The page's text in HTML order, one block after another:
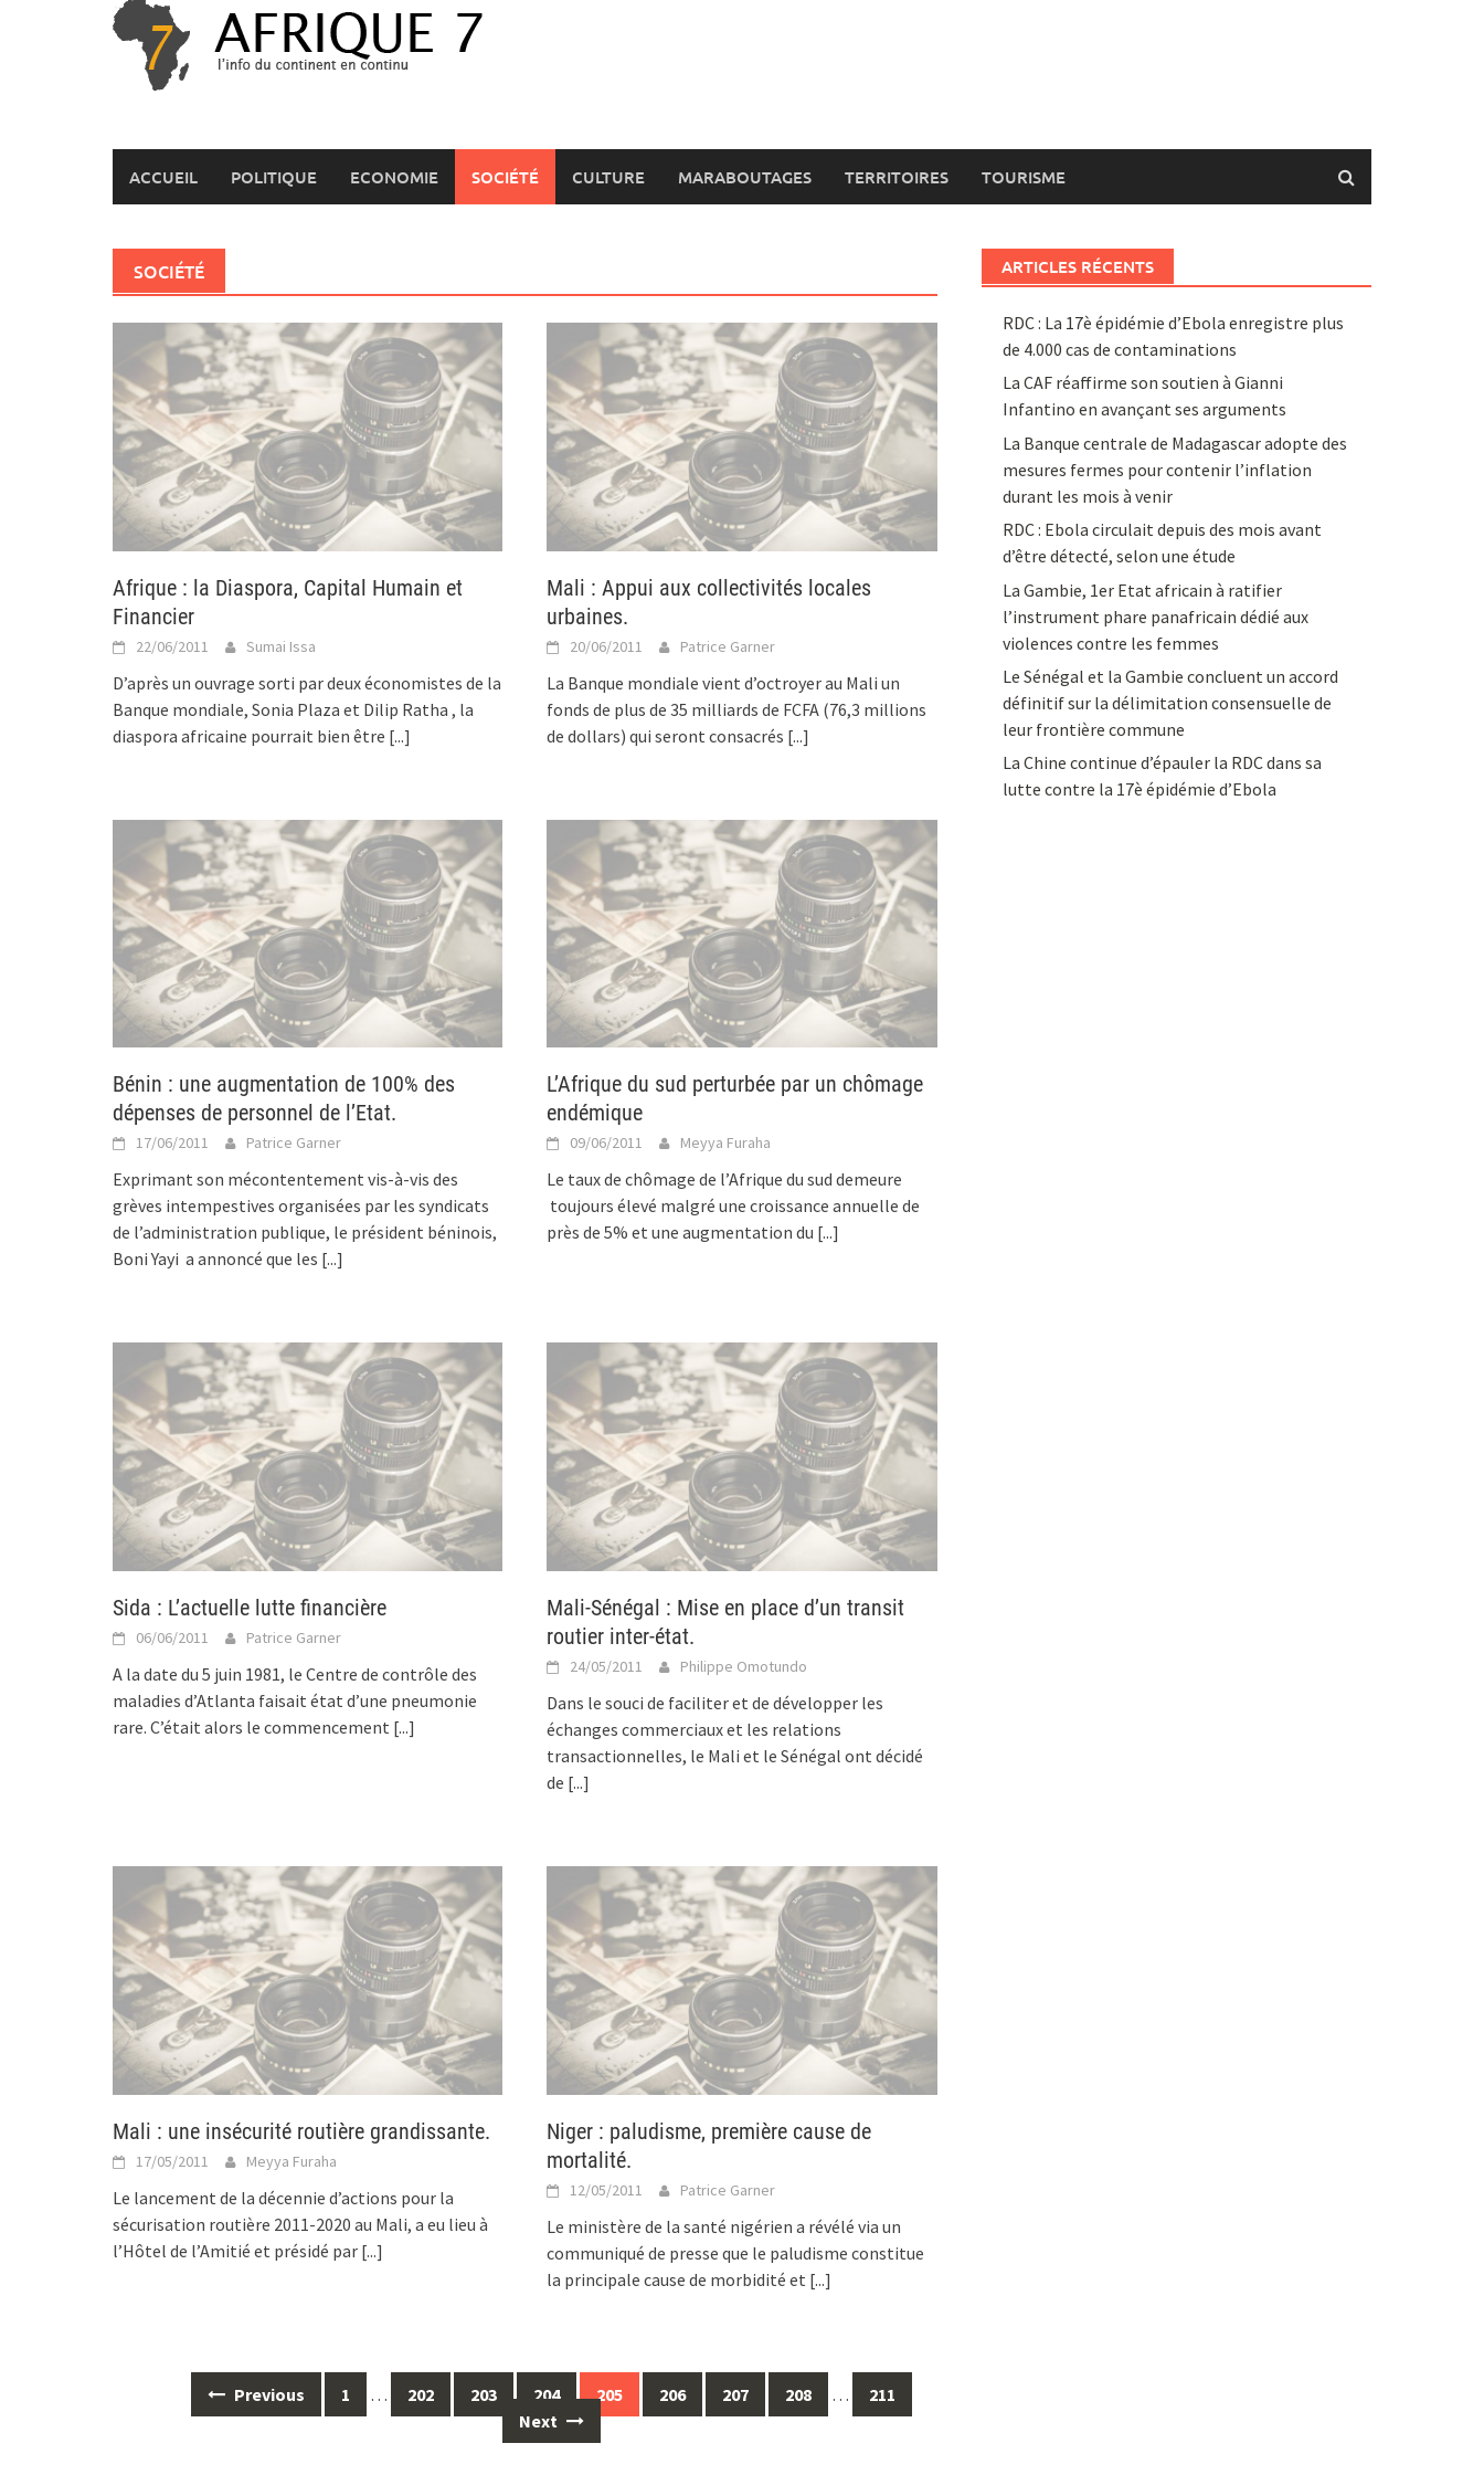
ACCUEIL POLITIQUE ECONOMIE SOCIÉTÉ CULTURE MARABOUTAGES TERRITOIRES TOURISME
SOCIÉTÉ
Afrique : la Diaspora, Capital Humain et
Financier
22/06/2011 Sumai Issa
D’après un ouvrage sorti par deux économistes de la
Banque mondiale, Sonia Plaza et Dilip Ratha , la
diaspora africaine pourrait bien être [...]
Mali : Appui aux collectivités locales
urbaines.
20/06/2011 Patrice Garner
La Banque mondiale vient d’octroyer au Mali un
fonds de plus de 35 milliards de FCFA (76,3 millions
de dollars) qui seront consacrés [...]
Bénin : une augmentation de 100% des
dépenses de personnel de l’Etat.
17/06/2011 Patrice Garner
Exprimant son mécontentement vis-à-vis des
grèves intempestives organisées par les syndicats
de l’administration publique, le président béninois,
Boni Yayi a annoncé que les [...]
L’Afrique du sud perturbée par un chômage
endémique
09/06/2011 Meyya Furaha
Le taux de chômage de l’Afrique du sud demeure
toujours élevé malgré une croissance annuelle de
près de 5% et une augmentation du [...]
Sida : L’actuelle lutte financière
06/06/2011 Patrice Garner
A la date du 5 juin 1981, le Centre de contrôle des
maladies d’Atlanta faisait état d’une pneumonie
rare. C’était alors le commencement [...]
Mali-Sénégal : Mise en place d’un transit
routier inter-état.
24/05/2011 Philippe Omotundo
Dans le souci de faciliter et de développer les
échanges commerciaux et les relations
transactionnelles, le Mali et le Sénégal ont décidé
de [...]
Mali : une insécurité routière grandissante.
17/05/2011 Meyya Furaha
Le lancement de la décennie d’actions pour la
sécurisation routière 2011-2020 au Mali, a eu lieu à
l’Hôtel de l’Amitié et présidé par [...]
Niger : paludisme, première cause de
mortalité.
12/05/2011 Patrice Garner
Le ministère de la santé nigérien a révélé via un
communiqué de presse que le paludisme constitue
la principale cause de morbidité et [...]
navigation
Previous 1 … 202 203 204 205 206 207 208 …
211
Next
ARTICLES RÉCENTS
RDC : La 17è épidémie d’Ebola enregistre plus
de 4.000 cas de contaminations
La CAF réaffirme son soutien à Gianni
Infantino en avançant ses arguments
La Banque centrale de Madagascar adopte des
mesures fermes pour contenir l’inflation
durant les mois à venir
RDC : Ebola circulait depuis des mois avant
d’être détecté, selon une étude
La Gambie, 1er Etat africain à ratifier
l’instrument phare panafricain dédié aux
violences contre les femmes
Le Sénégal et la Gambie concluent un accord
définitif sur la délimitation consensuelle de
leur frontière commune
La Chine continue d’épauler la RDC dans sa
lutte contre la 17è épidémie d’Ebola